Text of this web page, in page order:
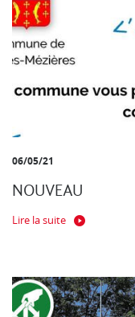
06/05/21
NOUVEAU
Lire la suite